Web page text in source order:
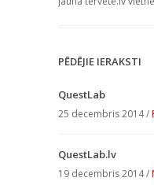
PĒDĒJIE IERAKSTI
QuestLab
25 decembris 2014 /
QuestLab.lv
19 decembris 2014 /